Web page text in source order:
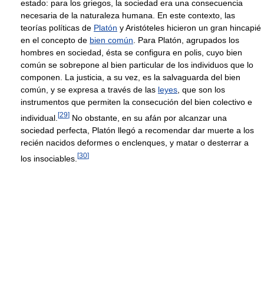
estado: para los griegos, la sociedad era una consecuencia
necesaria de la naturaleza humana. En este contexto, las
teorías políticas de Platón y Aristóteles hicieron un gran hincapié
en el concepto de bien común . Para Platón, agrupados los
hombres en sociedad, ésta se configura en polis, cuyo bien
común se sobrepone al bien particular de los individuos que lo
componen. La justicia, a su vez, es la salvaguarda del bien
común, y se expresa a través de las leyes , que son los
instrumentos que permiten la consecución del bien colectivo e
individual. [29] No obstante, en su afán por alcanzar una
sociedad perfecta, Platón llegó a recomendar dar muerte a los
recién nacidos deformes o enclenques, y matar o desterrar a
los insociables. [30]